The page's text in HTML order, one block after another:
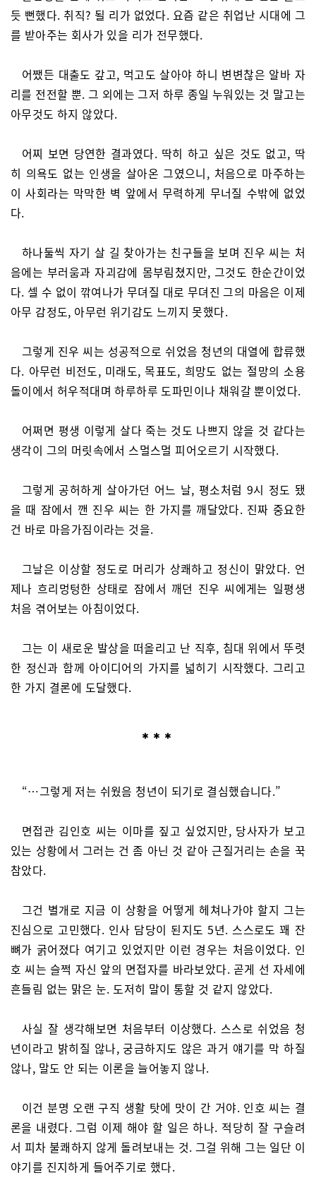
듯 뻔했다. 취직? 될 리가 없었다. 요즘 같은 취업난 시대에 그
를 받아주는 회사가 있을 리가 전무했다.
어쨌든 대출도 갚고, 먹고도 살아야 하니 변변찮은 알바 자
리를 전전할 뿐. 그 외에는 그저 하루 종일 누워있는 것 말고는
아무것도 하지 않았다.
어찌 보면 당연한 결과였다. 딱히 하고 싶은 것도 없고, 딱
히 의욕도 없는 인생을 살아온 그였으니, 처음으로 마주하는
이 사회라는 막막한 벽 앞에서 무력하게 무너질 수밖에 없었
다.
하나둘씩 자기 살 길 찾아가는 친구들을 보며 진우 씨는 처
음에는 부러움과 자괴감에 몸부림쳤지만, 그것도 한순간이었
다. 셀 수 없이 깎여나가 무뎌질 대로 무뎌진 그의 마음은 이제
아무 감정도, 아무런 위기감도 느끼지 못했다.
그렇게 진우 씨는 성공적으로 쉬었음 청년의 대열에 합류했
다. 아무런 비전도, 미래도, 목표도, 희망도 없는 절망의 소용
돌이에서 허우적대며 하루하루 도파민이나 채워갈 뿐이었다.
어쩌면 평생 이렇게 살다 죽는 것도 나쁘지 않을 것 같다는
생각이 그의 머릿속에서 스멀스멀 피어오르기 시작했다.
그렇게 공허하게 살아가던 어느 날, 평소처럼 9시 정도 됐
을 때 잠에서 깬 진우 씨는 한 가지를 깨달았다. 진짜 중요한
건 바로 마음가짐이라는 것을.
그날은 이상할 정도로 머리가 상쾌하고 정신이 맑았다. 언
제나 흐리멍텅한 상태로 잠에서 깨던 진우 씨에게는 일평생
처음 겪어보는 아침이었다.
그는 이 새로운 발상을 떠올리고 난 직후, 침대 위에서 뚜렷
한 정신과 함께 아이디어의 가지를 넓히기 시작했다. 그리고
한 가지 결론에 도달했다.
“…그렇게 저는 쉬웠음 청년이 되기로 결심했습니다.”
면접관 김인호 씨는 이마를 짚고 싶었지만, 당사자가 보고
있는 상황에서 그러는 건 좀 아닌 것 같아 근질거리는 손을 꾹
참았다.
그건 별개로 지금 이 상황을 어떻게 헤쳐나가야 할지 그는
진심으로 고민했다. 인사 담당이 된지도 5년. 스스로도 꽤 잔
뼈가 굵어졌다 여기고 있었지만 이런 경우는 처음이었다. 인
호 씨는 슬쩍 자신 앞의 면접자를 바라보았다. 곧게 선 자세에
흔들림 없는 맑은 눈. 도저히 말이 통할 것 같지 않았다.
사실 잘 생각해보면 처음부터 이상했다. 스스로 쉬었음 청
년이라고 밝히질 않나, 궁금하지도 않은 과거 얘기를 막 하질
않나, 말도 안 되는 이론을 늘어놓지 않나.
이건 분명 오랜 구직 생활 탓에 맛이 간 거야. 인호 씨는 결
론을 내렸다. 그럼 이제 해야 할 일은 하나. 적당히 잘 구슬려
서 피차 불쾌하지 않게 돌려보내는 것. 그걸 위해 그는 일단 이
야기를 진지하게 들어주기로 했다.